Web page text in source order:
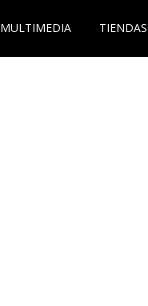
MULTIMEDIA TIENDAS